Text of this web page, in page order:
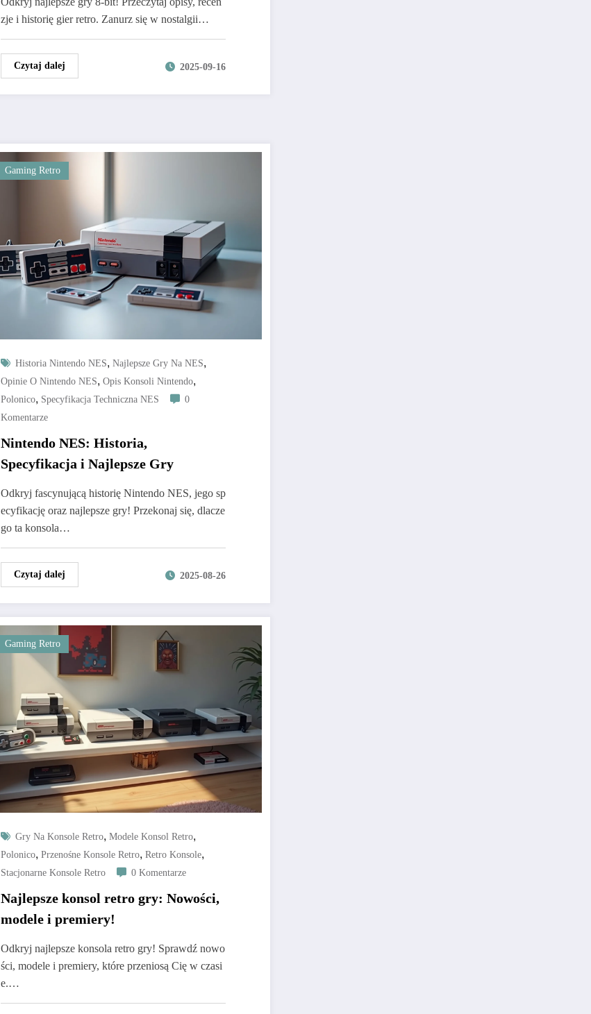
zje i historię gier retro. Zanurz się w nostalgii…
Czytaj dalej 2025-09-16
Gaming Retro
Historia Nintendo NES, Najlepsze Gry Na NES,
Opinie O Nintendo NES, Opis Konsoli Nintendo,
Polonico, Specyfikacja Techniczna NES
0
Komentarze
Nintendo NES: Historia,
Specyfikacja i Najlepsze Gry
Odkryj fascynującą historię Nintendo NES, jego sp
ecyfikację oraz najlepsze gry! Przekonaj się, dlacze
go ta konsola…
Czytaj dalej 2025-08-26
Gaming Retro
Gry Na Konsole Retro, Modele Konsol Retro,
Polonico, Przenośne Konsole Retro, Retro Konsole,
Stacjonarne Konsole Retro 0 Komentarze
Najlepsze konsol retro gry: Nowości,
modele i premiery!
Odkryj najlepsze konsola retro gry! Sprawdź nowo
ści, modele i premiery, które przeniosą Cię w czasi
e.…